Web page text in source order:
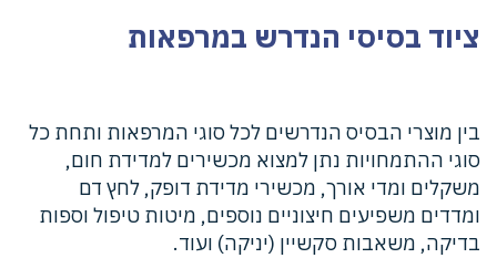
ציוד בסיסי הנדרש במרפאות
בין מוצרי הבסיס הנדרשים לכל סוגי המרפאות ותחת כל
סוגי ההתמחויות נתן למצוא מכשירים למדידת חום,
משקלים ומדי אורך, מכשירי מדידת דופק, לחץ דם
ומדדים משפיעים חיצוניים נוספים, מיטות טיפול וספות
בדיקה, משאבות סקשיין (יניקה) ועוד.